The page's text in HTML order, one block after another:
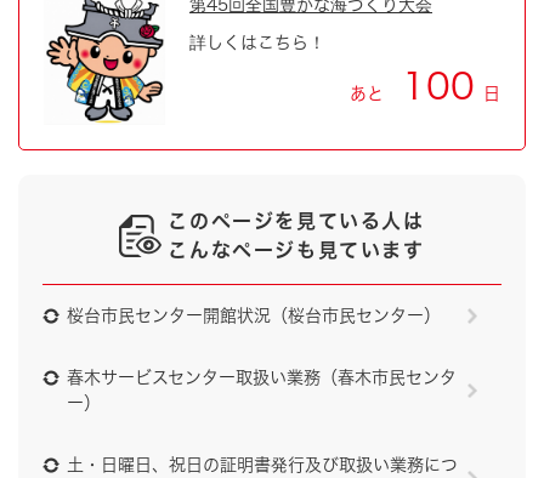
第45回全国豊かな海づくり大会
詳しくはこちら！
あと 100 日
このページを見ている人は
こんなページも見ています
桜台市民センター開館状況（桜台市民センター）
春木サービスセンター取扱い業務（春木市民センタ
ー）
土・日曜日、祝日の証明書発行及び取扱い業務につ